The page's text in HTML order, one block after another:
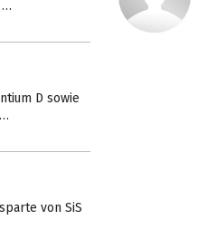
…
D sowie
von SiS